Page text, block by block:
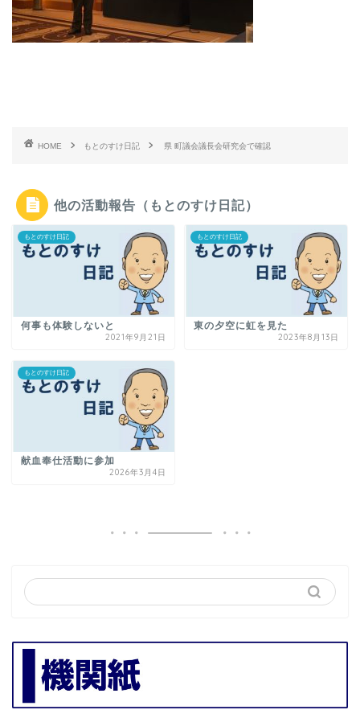
HOME もとのすけ日記 県 町議会議長会研究会で確認
他の活動報告（もとのすけ日記）
もとのすけ日記
何事も体験しないと
2021年9月21日
もとのすけ日記
東の夕空に虹を見た
2023年8月13日
もとのすけ日記
献血奉仕活動に参加
2026年3月4日